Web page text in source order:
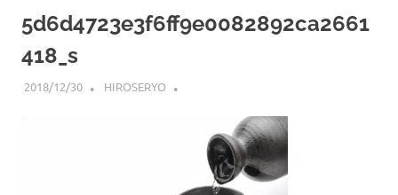
活
5d6d4723e3f6ff9e0082892ca2661
418_s
2018/12/30 HIROSERYO